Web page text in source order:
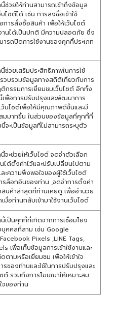
ช่วยให้ท่านสามารถเข้าถึงข้อมูล
บไซต์ได้ เช่น การลงชื่อเข้าใช้
การสั่งซื้อสินค้า เพื่อให้เว็บไซต์
านได้เป็นปกติ มีความปลอดภัย ซึ่ง
ารถปิดการใช้งานของคุกกี้ประเภท
ช่วยเสริมประสิทธิภาพในการใช้
วบรวมข้อมูลทางสถิติเกี่ยวกับการ
กรรมการเยี่ยมชมเว็บไซต์ อีกทั้ง
เพื่อการปรับปรุงและพัฒนาการ
ว็บไซต์เพื่อให้มีคุณภาพดีขึ้นและมี
สมมากขึ้น ในส่วนของข้อมูลที่คุกกี้ที่
จะเป็นข้อมูลที่ไม่สามารถระบุตัว
จะช่วยให้เว็บไซต์ จดจำตัวเลือก
ด้ตั้งค่าไว้และปรับเปลี่ยนไปตาม
ะความพึงพอใจของผู้ใช้เว็บไซต์
รล็อกอินของท่าน ,จดจำการตั้งค่า
สินค้าล่าสุดที่ท่านเคยดู เพื่ออำนวย
มื่อท่านกลับเข้ามาใช้งานเว็บไซต์
เป็นคุกกี้ที่เกิดจากการเชื่อมโยง
บุคคลที่สาม เช่น Google
Pixels ,LINE Tags,
เพื่อเก็บข้อมูลการเข้าใช้งานและ
ามหรือเยี่ยมชม เพื่อให้เข้าใจ
ของท่านและใช้ในการปรับปรุงและ
ต์ รวมถึงการโฆษณาให้เหมาะสม
จของท่าน